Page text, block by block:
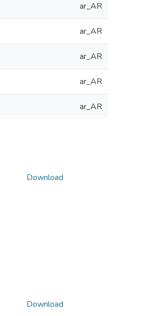
ar_AR
ar_AR
ar_AR
ar_AR
ar_AR
Download
Download